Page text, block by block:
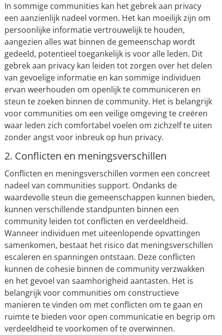
In sommige communities kan het gebrek aan privacy
een aanzienlijk nadeel vormen. Het kan moeilijk zijn om
persoonlijke informatie vertrouwelijk te houden,
aangezien alles wat binnen de gemeenschap wordt
gedeeld, potentieel toegankelijk is voor alle leden. Dit
gebrek aan privacy kan leiden tot zorgen over het delen
van gevoelige informatie en kan sommige individuen
ervan weerhouden om openlijk te communiceren en
steun te zoeken binnen de community. Het is belangrijk
voor communities om een veilige omgeving te creëren
waar leden zich comfortabel voelen om zichzelf te uiten
zonder angst voor inbreuk op hun privacy.
2. Conflicten en meningsverschillen
Conflicten en meningsverschillen vormen een concreet
nadeel van communities support. Ondanks de
waardevolle steun die gemeenschappen kunnen bieden,
kunnen verschillende standpunten binnen een
community leiden tot conflicten en verdeeldheid.
Wanneer individuen met uiteenlopende opvattingen
samenkomen, bestaat het risico dat meningsverschillen
escaleren en spanningen ontstaan. Deze conflicten
kunnen de cohesie binnen de community verzwakken
en het gevoel van saamhorigheid aantasten. Het is
belangrijk voor communities om constructieve
manieren te vinden om met conflicten om te gaan en
ruimte te bieden voor open communicatie en begrip om
verdeeldheid te voorkomen of te overwinnen.